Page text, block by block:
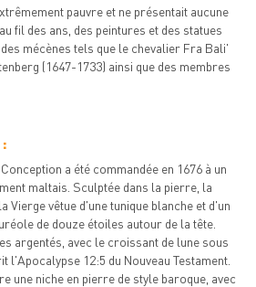
pauvre et ne présentait aucune
fil des ans, des peintures et des statues
mécènes tels que le chevalier Fra Bali'
(1647-1733) ainsi que des membres
a été commandée en 1676 à un
maltais. Sculptée dans la pierre, la
Vierge vêtue d'une tunique blanche et d'un
de douze étoiles autour de la tête.
argentés, avec le croissant de lune sous
l'Apocalypse 12:5 du Nouveau Testament.
une niche en pierre de style baroque, avec